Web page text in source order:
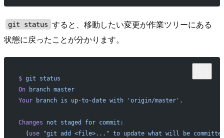
git status すると、移動したい変更が作業ツリーにある
状態に戻ったことが分かります。
$ git status
On branch master
Your branch is up-to-date with 'origin/master'.
Changes not staged for commit:
  (
use "git add <file>..." to update what will be